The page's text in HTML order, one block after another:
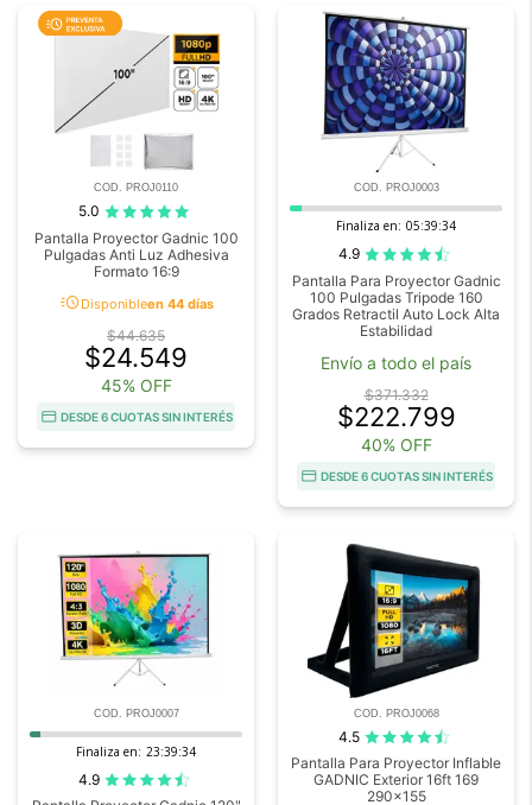
COD. PROJ0110
5.0
Pantalla Proyector Gadnic 100
Pulgadas Anti Luz Adhesiva
Formato 16:9
acuteDisponibleen 44 días
$44.635
$24.549
45% OFF
DESDE 6 CUOTAS SIN INTERÉS
COD. PROJ0003
Finaliza en: 05:39:33
4.9
Pantalla Para Proyector Gadnic
100 Pulgadas Tripode 160
Grados Retractil Auto Lock Alta
Estabilidad
Envío a todo el país
$371.332
$222.799
40% OFF
DESDE 6 CUOTAS SIN INTERÉS
COD. PROJ0007
Finaliza en: 23:39:33
4.9
COD. PROJ0068
4.5
Pantalla Para Proyector Inflable
GADNIC Exterior 16ft 169
290x155